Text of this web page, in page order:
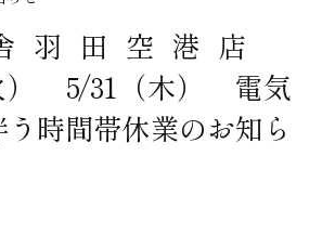
羽田空港店
） 5/31（木） 電気
時間帯休業のお知ら